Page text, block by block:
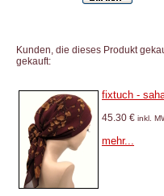
Kunden, die dieses Produkt
gekauft:
fixtuch -
45.30 € inkl.
mehr...